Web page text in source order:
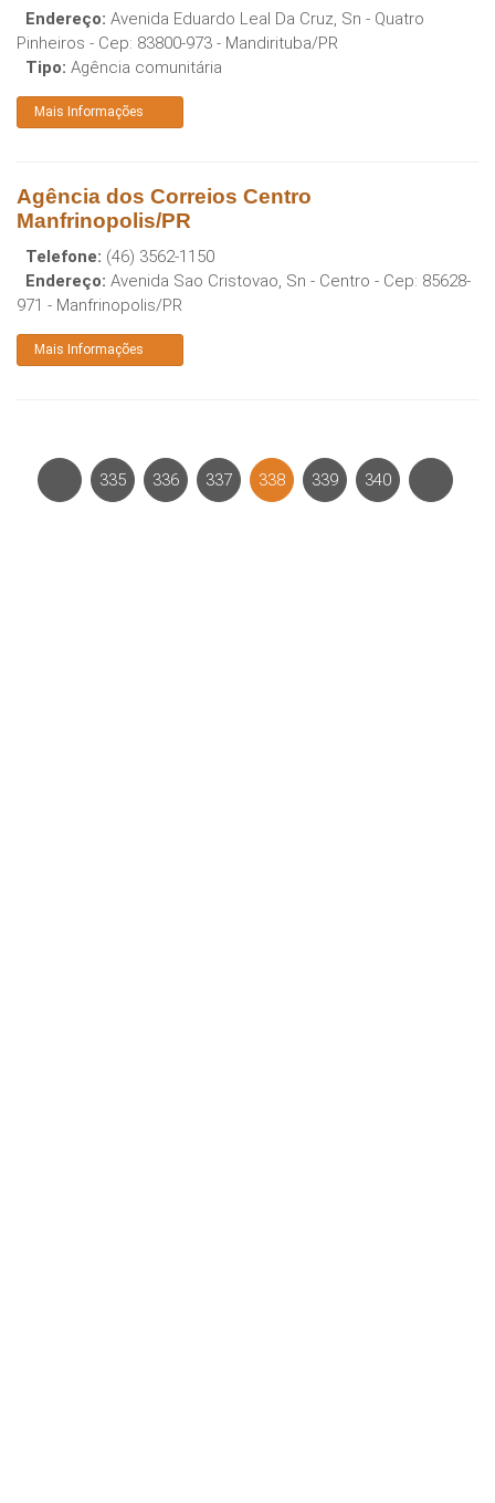
Endereço: Avenida Eduardo Leal Da Cruz, Sn - Quatro
Pinheiros - Cep: 83800-973 - Mandirituba/PR
Tipo: Agência comunitária
Mais Informações
Agência dos Correios Centro
Manfrinopolis/PR
Telefone: (46) 3562-1150
Endereço: Avenida Sao Cristovao, Sn - Centro - Cep: 85628-
971 - Manfrinopolis/PR
Mais Informações
335 336 337 338 339 340